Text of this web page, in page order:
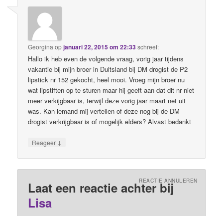
Georgina opjanuari 22, 2015 om 22:33schreef:
Hallo ik heb even de volgende vraag, vorig jaar tijdens
vakantie bij mijn broer in Duitsland bij DM drogist de P2
lipstick nr 152 gekocht, heel mooi. Vroeg mijn broer nu
wat lipstiften op te sturen maar hij geeft aan dat dit nr niet
meer verkijgbaar is, terwijl deze vorig jaar maart net uit
was. Kan iemand mij vertellen of deze nog bij de DM
drogist verkrijgbaar is of mogelijk elders? Alvast bedankt
Reageer ↓
Laat een reactie achter bij
Lisa
REACTIE ANNULEREN